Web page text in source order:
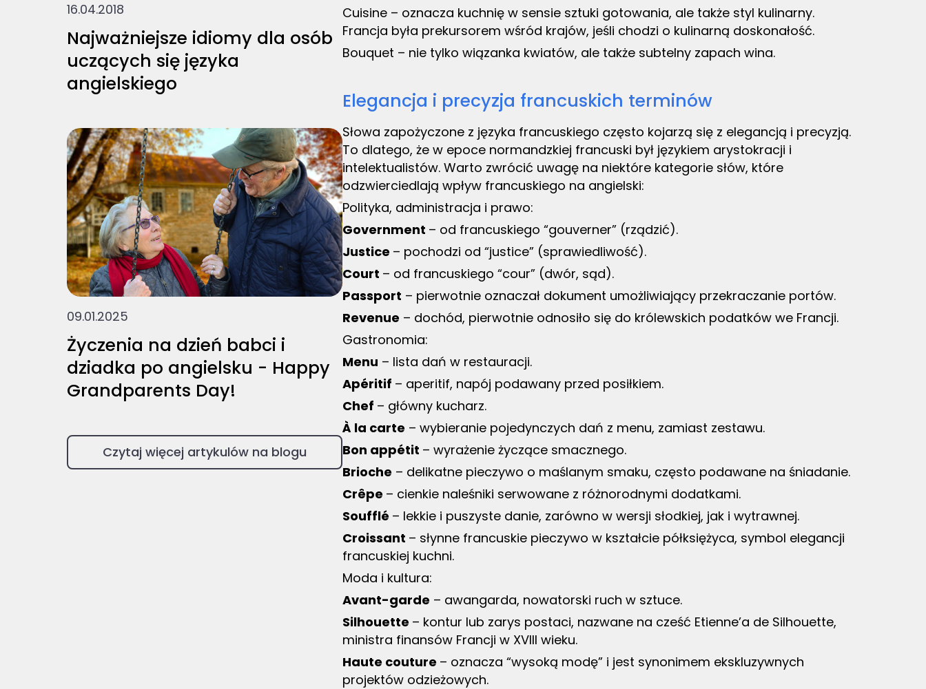
16.04.2018
Najważniejsze idiomy dla osób
uczących się języka
angielskiego
09.01.2025
Życzenia na dzień babci i
dziadka po angielsku - Happy
Grandparents Day!
Czytaj więcej artykulów na blogu
Cuisine – oznacza kuchnię w sensie sztuki gotowania, ale także styl kulinarny.
Francja była prekursorem wśród krajów, jeśli chodzi o kulinarną doskonałość.
Bouquet – nie tylko wiązanka kwiatów, ale także subtelny zapach wina.
Elegancja i precyzja francuskich terminów
Słowa zapożyczone z języka francuskiego często kojarzą się z elegancją i precyzją.
To dlatego, że w epoce normandzkiej francuski był językiem arystokracji i
intelektualistów. Warto zwrócić uwagę na niektóre kategorie słów, które
odzwierciedlają wpływ francuskiego na angielski:
Polityka, administracja i prawo:
Government – od francuskiego “gouverner” (rządzić).
Justice – pochodzi od “justice” (sprawiedliwość).
Court – od francuskiego “cour” (dwór, sąd).
Passport – pierwotnie oznaczał dokument umożliwiający przekraczanie portów.
Revenue – dochód, pierwotnie odnosiło się do królewskich podatków we Francji.
Gastronomia:
Menu – lista dań w restauracji.
Apéritif – aperitif, napój podawany przed posiłkiem.
Chef – główny kucharz.
À la carte – wybieranie pojedynczych dań z menu, zamiast zestawu.
Bon appétit – wyrażenie życzące smacznego.
Brioche – delikatne pieczywo o maślanym smaku, często podawane na śniadanie.
Crêpe – cienkie naleśniki serwowane z różnorodnymi dodatkami.
Soufflé – lekkie i puszyste danie, zarówno w wersji słodkiej, jak i wytrawnej.
Croissant – słynne francuskie pieczywo w kształcie półksiężyca, symbol elegancji
francuskiej kuchni.
Moda i kultura:
Avant-garde – awangarda, nowatorski ruch w sztuce.
Silhouette – kontur lub zarys postaci, nazwane na cześć Etienne’a de Silhouette,
ministra finansów Francji w XVIII wieku.
Haute couture – oznacza “wysoką modę” i jest synonimem ekskluzywnych
projektów odzieżowych.